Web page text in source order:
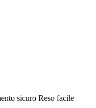
sicuro Reso facile